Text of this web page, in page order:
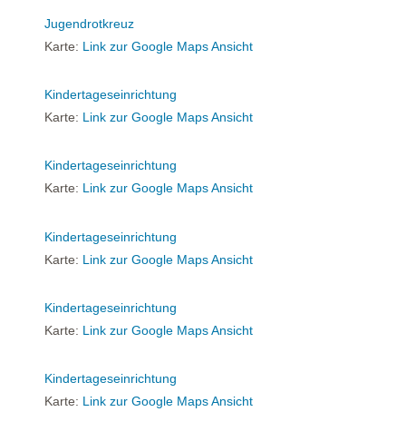
Jugendrotkreuz
Karte: Link zur Google Maps Ansicht
Kindertageseinrichtung
Karte: Link zur Google Maps Ansicht
Kindertageseinrichtung
Karte: Link zur Google Maps Ansicht
Kindertageseinrichtung
Karte: Link zur Google Maps Ansicht
Kindertageseinrichtung
Karte: Link zur Google Maps Ansicht
Kindertageseinrichtung
Karte: Link zur Google Maps Ansicht